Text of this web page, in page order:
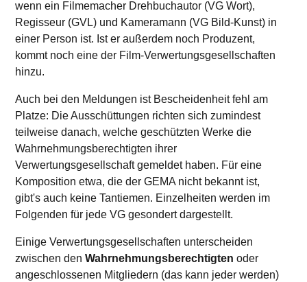
wenn ein Filmemacher Drehbuchautor (VG Wort),
Regisseur (GVL) und Kameramann (VG Bild-Kunst) in
einer Person ist. Ist er außerdem noch Produzent,
kommt noch eine der Film-Verwertungsgesellschaften
hinzu.
Auch bei den Meldungen ist Bescheidenheit fehl am
Platze: Die Ausschüttungen richten sich zumindest
teilweise danach, welche geschützten Werke die
Wahrnehmungsberechtigten ihrer
Verwertungsgesellschaft gemeldet haben. Für eine
Komposition etwa, die der GEMA nicht bekannt ist,
gibt's auch keine Tantiemen. Einzelheiten werden im
Folgenden für jede VG gesondert dargestellt.
Einige Verwertungsgesellschaften unterscheiden
zwischen denWahrnehmungsberechtigten oder
angeschlossenen Mitgliedern (das kann jeder werden)